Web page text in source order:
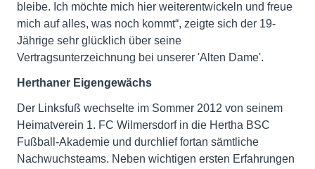
bleibe. Ich möchte mich hier weiterentwickeln und freue
mich auf alles, was noch kommt“, zeigte sich der 19-
Jährige sehr glücklich über seine
Vertragsunterzeichnung bei unserer 'Alten Dame'.
Herthaner Eigengewächs
Der Linksfuß wechselte im Sommer 2012 von seinem
Heimatverein 1. FC Wilmersdorf in die Hertha BSC
Fußball-Akademie und durchlief fortan sämtliche
Nachwuchsteams. Neben wichtigen ersten Erfahrungen